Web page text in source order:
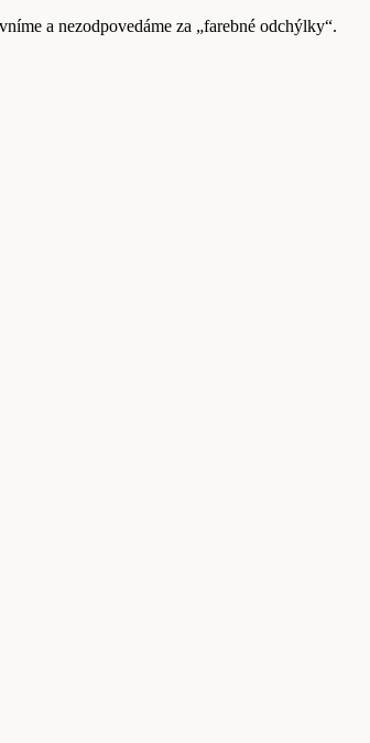
a nezodpovedáme za „farebné odchýlky“.